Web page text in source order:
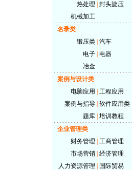
热处理
封头旋压
机械加工
名录类
锻压类 汽车
电子 电器
冶金
案例与设计类
电脑应用
工程应用
案例与指导 软件应用类
题库 培训教程
企业管理类
财务管理
工商管理
市场营销 经济管理
人力资源管理
国际贸易